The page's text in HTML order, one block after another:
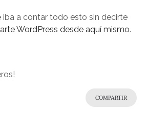
iba a contar todo esto sin decirte
WordPress desde aquí mismo.
COMPARTIR